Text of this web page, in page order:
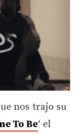
nos trajo su
To Be‘ el